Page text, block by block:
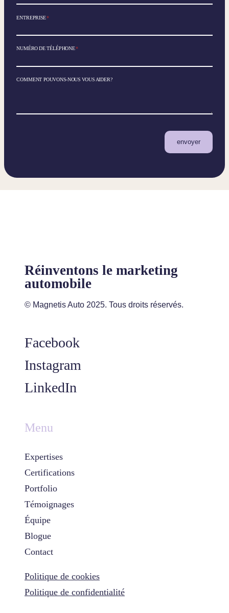
ENTREPRISE*
NUMÉRO DE TÉLÉPHONE*
COMMENT POUVONS-NOUS VOUS AIDER?
envoyer
Réinventons le marketing
automobile
© Magnetis Auto 2025. Tous droits réservés.
Facebook
Instagram
LinkedIn
Menu
Expertises
Certifications
Portfolio
Témoignages
Équipe
Blogue
Contact
Politique de cookies
Politique de confidentialité